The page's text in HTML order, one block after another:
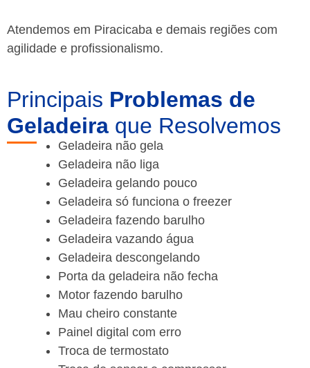
Atendemos em Piracicaba e demais regiões com
agilidade e profissionalismo.
Principais Problemas de
Geladeira que Resolvemos
Geladeira não gela
Geladeira não liga
Geladeira gelando pouco
Geladeira só funciona o freezer
Geladeira fazendo barulho
Geladeira vazando água
Geladeira descongelando
Porta da geladeira não fecha
Motor fazendo barulho
Mau cheiro constante
Painel digital com erro
Troca de termostato